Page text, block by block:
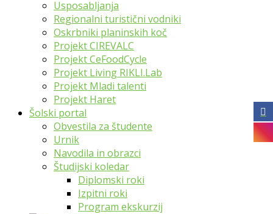
Usposabljanja
Regionalni turistični vodniki
Oskrbniki planinskih koč
Projekt CIREVALC
Projekt CeFoodCycle
Projekt Living RIKLI.Lab
Projekt Mladi talenti
Projekt Haret
Šolski portal
Obvestila za študente
Urnik
Navodila in obrazci
Študijski koledar
Diplomski roki
Izpitni roki
Program ekskurzij